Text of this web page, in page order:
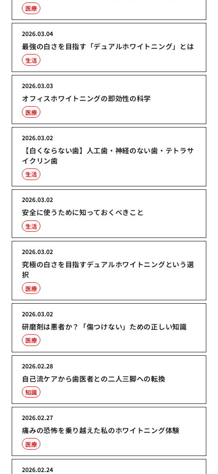
医療
最強の白さを目指す「デュアルホワイトニング」とは
2026.03.04
生活
オフィスホワイトニングの即効性の科学
2026.03.03
医療
【白くならない歯】人工歯・神経のない歯・テトラサ
イクリン歯
2026.03.02
生活
安全に使うために知っておくべきこと
2026.03.02
生活
究極の白さを目指すデュアルホワイトニングという選
択
2026.03.02
医療
研磨剤は悪者か？「傷つけない」ための正しい知識
2026.03.02
医療
自己流ケアから歯医者との二人三脚への転換
2026.02.28
知識
痛みの恐怖を乗り越えた私のホワイトニング体験
2026.02.27
医療
2026.02.24